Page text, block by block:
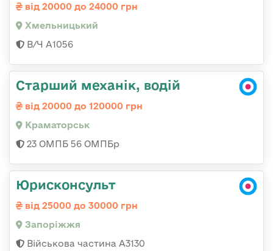
від 20000 до 24000 грн
Хмельницький
В/Ч А1056
Старший механік, водій
від 20000 до 120000 грн
Краматорськ
23 ОМПБ 56 ОМПБр
Юрисконсульт
від 25000 до 30000 грн
Запоріжжя
Військова частина А3130